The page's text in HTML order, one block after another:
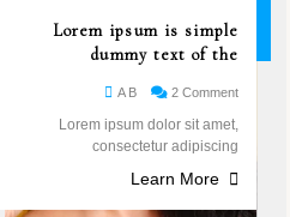
26
Lorem ipsum is simple
dummy text of the
A B 2 Comment
Lorem ipsum dolor sit amet,
consectetur adipiscing
Learn More